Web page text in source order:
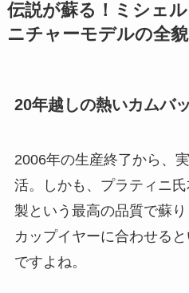
伝説が蘇る！ミシェ
ニチャーモデルの全貌
20年越しの熱いカムバ
2006年の生産終了から、
活。しかも、プラティニ
製という最高の品質で蘇
カップイヤーに合わせる
ですよね。